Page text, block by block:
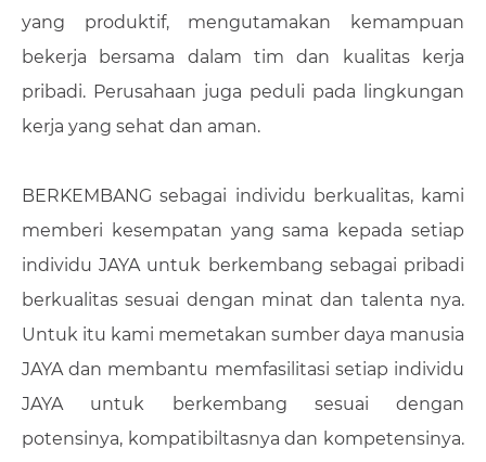
yang produktif, mengutamakan kemampuan
bekerja bersama dalam tim dan kualitas kerja
pribadi. Perusahaan juga peduli pada lingkungan
kerja yang sehat dan aman.
BERKEMBANG sebagai individu berkualitas, kami
memberi kesempatan yang sama kepada setiap
individu JAYA untuk berkembang sebagai pribadi
berkualitas sesuai dengan minat dan talenta nya.
Untuk itu kami memetakan sumber daya manusia
JAYA dan membantu memfasilitasi setiap individu
JAYA untuk berkembang sesuai dengan
potensinya, kompatibiltasnya dan kompetensinya.